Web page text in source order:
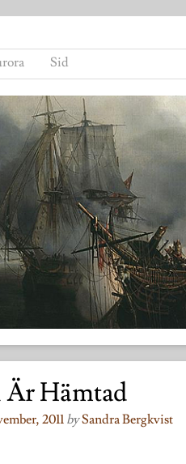
Sid
Är Hämtad
2011 bySandra Bergkvist